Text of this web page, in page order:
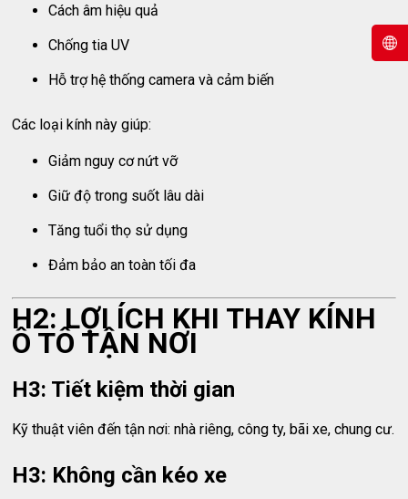
Cách âm hiệu quả
Chống tia UV
Hỗ trợ hệ thống camera và cảm biến
Các loại kính này giúp:
Giảm nguy cơ nứt vỡ
Giữ độ trong suốt lâu dài
Tăng tuổi thọ sử dụng
Đảm bảo an toàn tối đa
H2: LỢI ÍCH KHI THAY KÍNH
Ô TÔ TẬN NƠI
H3: Tiết kiệm thời gian
Kỹ thuật viên đến tận nơi: nhà riêng, công ty, bãi xe, chung cư.
H3: Không cần kéo xe